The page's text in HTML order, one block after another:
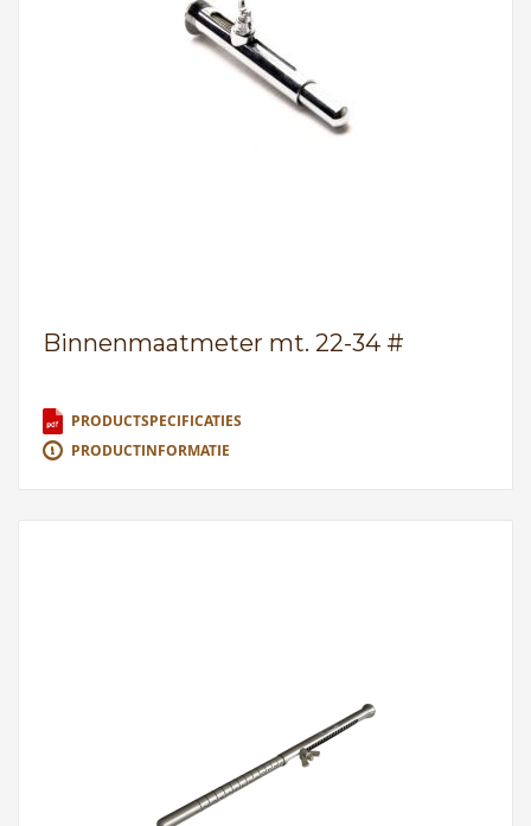
Binnenmaatmeter mt. 22-34 #
PRODUCTSPECIFICATIES
PRODUCTINFORMATIE